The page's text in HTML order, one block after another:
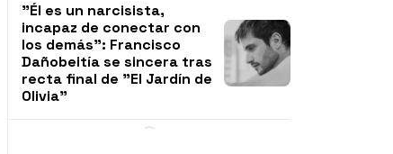
"Él es un narcisista,
incapaz de conectar con
los demás": Francisco
Dañobeitía se sincera tras
recta final de "El Jardín de
Olivia"